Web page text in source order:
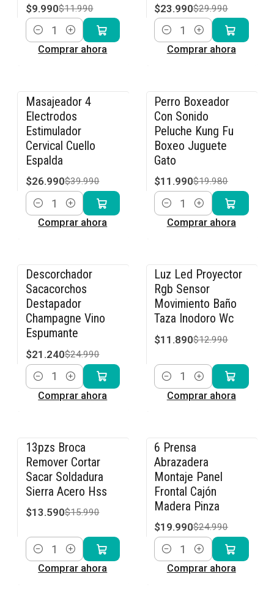
$9.990$11.990
Cantidad
Comprar ahora
$23.990$29.990
Cantidad
Comprar ahora
-33% OFF
Masajeador 4
Electrodos
Estimulador
Cervical Cuello
Espalda
$26.990$39.990
Cantidad
Comprar ahora
-40% OFF
Perro Boxeador
Con Sonido
Peluche Kung Fu
Boxeo Juguete
Gato
$11.990$19.980
Cantidad
Comprar ahora
-15% OFF
Descorchador
Sacacorchos
Destapador
Champagne Vino
Espumante
$21.240$24.990
Cantidad
Comprar ahora
-8% OFF
Luz Led Proyector
Rgb Sensor
Movimiento Baño
Taza Inodoro Wc
$11.890$12.990
Cantidad
Comprar ahora
-15% OFF
13pzs Broca
Remover Cortar
Sacar Soldadura
Sierra Acero Hss
$13.590$15.990
Cantidad
Comprar ahora
-20% OFF
6 Prensa
Abrazadera
Montaje Panel
Frontal Cajón
Madera Pinza
$19.990$24.990
Cantidad
Comprar ahora